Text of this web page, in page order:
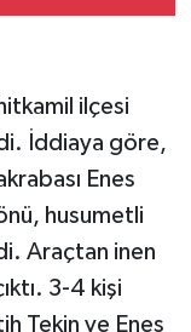
ilçesi
İddiaya göre,
Enes
husumetli
Araçtan inen
3-4 kişi
Tekin ve Enes